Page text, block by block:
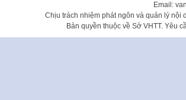
Email:
Chịu trách nhiệm phát ngôn và quản lý nội
Bản quyền thuộc về Sở VHTT. Yêu